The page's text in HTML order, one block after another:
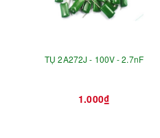
TỤ 2A272J - 100V - 2.7nF
1.000₫